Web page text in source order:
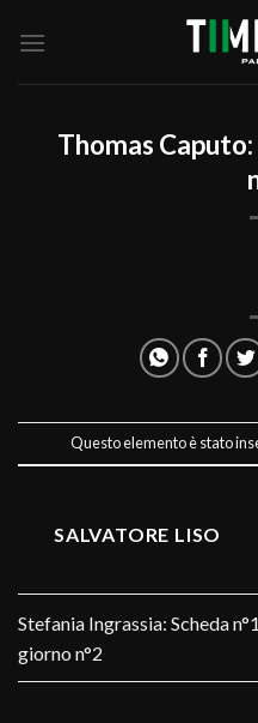
Thomas
Questo elemento è stato
SALVATORE LISO
Stefania Ingrassia: Scheda n°1
giorno n°2